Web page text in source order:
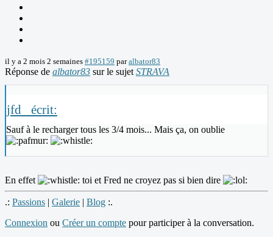
il y a 2 mois 2 semaines #195159 paralbator83
Réponse de albator83 sur le sujet STRAVA
jfd_ écrit:
Sauf à le recharger tous les 3/4 mois... Mais ça, on oublie
En effet toi et Fred ne croyez pas si bien dire
.: Passions | Galerie | Blog :.
Connexion ou Créer un compte pour participer à la conversation.